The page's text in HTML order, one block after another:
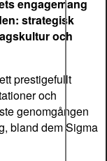
engagemang
strategisk
och
prestigefullt
och
genomgången
bland dem Sigma